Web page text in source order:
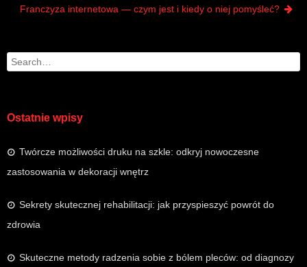
Search
Ostatnie wpisy
Twórcze możliwości druku na szkle: odkryj nowoczesne
zastosowania w dekoracji wnętrz
Sekrety skutecznej rehabilitacji: jak przyspieszyć powrót do
zdrowia
Skuteczne metody radzenia sobie z bólem pleców: od diagnozy
Franczyza internetowa — czym jest i kiedy o niej pomyśleć?